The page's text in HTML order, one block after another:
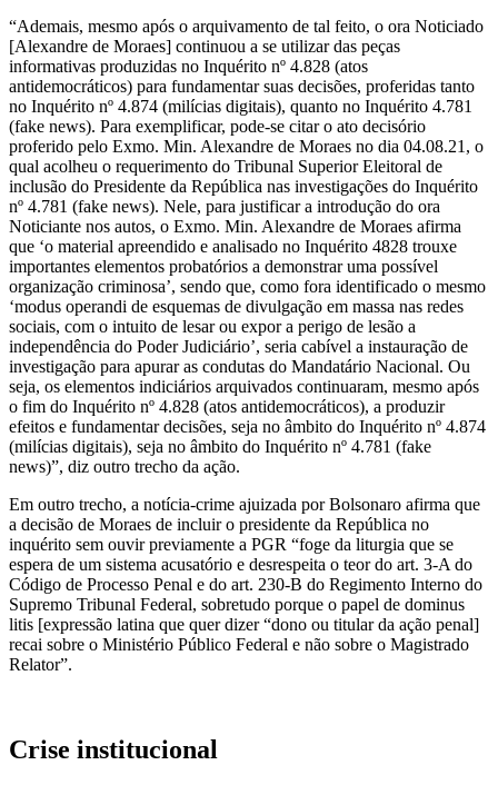
“Ademais, mesmo após o arquivamento de tal feito, o ora Noticiado
[Alexandre de Moraes] continuou a se utilizar das peças
informativas produzidas no Inquérito nº 4.828 (atos
antidemocráticos) para fundamentar suas decisões, proferidas tanto
no Inquérito nº 4.874 (milícias digitais), quanto no Inquérito 4.781
(fake news). Para exemplificar, pode-se citar o ato decisório
proferido pelo Exmo. Min. Alexandre de Moraes no dia 04.08.21, o
qual acolheu o requerimento do Tribunal Superior Eleitoral de
inclusão do Presidente da República nas investigações do Inquérito
nº 4.781 (fake news). Nele, para justificar a introdução do ora
Noticiante nos autos, o Exmo. Min. Alexandre de Moraes afirma
que ‘o material apreendido e analisado no Inquérito 4828 trouxe
importantes elementos probatórios a demonstrar uma possível
organização criminosa’, sendo que, como fora identificado o mesmo
‘modus operandi de esquemas de divulgação em massa nas redes
sociais, com o intuito de lesar ou expor a perigo de lesão a
independência do Poder Judiciário’, seria cabível a instauração de
investigação para apurar as condutas do Mandatário Nacional. Ou
seja, os elementos indiciários arquivados continuaram, mesmo após
o fim do Inquérito nº 4.828 (atos antidemocráticos), a produzir
efeitos e fundamentar decisões, seja no âmbito do Inquérito nº 4.874
(milícias digitais), seja no âmbito do Inquérito nº 4.781 (fake
news)”, diz outro trecho da ação.
Em outro trecho, a notícia-crime ajuizada por Bolsonaro afirma que
a decisão de Moraes de incluir o presidente da República no
inquérito sem ouvir previamente a PGR “foge da liturgia que se
espera de um sistema acusatório e desrespeita o teor do art. 3-A do
Código de Processo Penal e do art. 230-B do Regimento Interno do
Supremo Tribunal Federal, sobretudo porque o papel de dominus
litis [expressão latina que quer dizer “dono ou titular da ação penal]
recai sobre o Ministério Público Federal e não sobre o Magistrado
Relator”.
Crise institucional